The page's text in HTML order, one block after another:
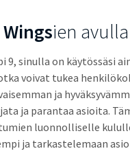
Wingsien avulla
9, sinulla on käytössäsi
voivat tukea
ja
ja parantaa asioita.
luonnolliselle
ja tarkastelemaan